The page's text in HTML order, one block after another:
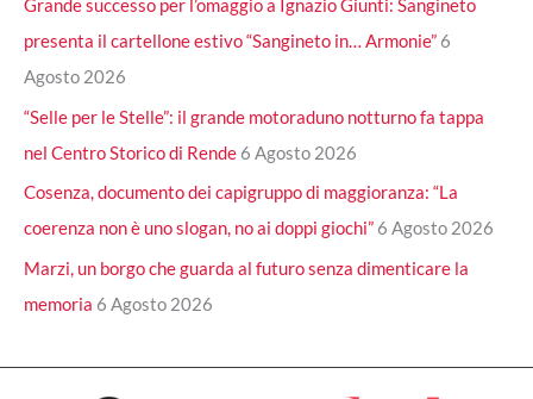
Grande successo per l’omaggio a Ignazio Giunti: Sangineto
presenta il cartellone estivo “Sangineto in… Armonie” 6
Agosto 2026
“Selle per le Stelle”: il grande motoraduno notturno fa tappa
nel Centro Storico di Rende 6 Agosto 2026
Cosenza, documento dei capigruppo di maggioranza: “La
coerenza non è uno slogan, no ai doppi giochi” 6 Agosto 2026
Marzi, un borgo che guarda al futuro senza dimenticare la
memoria 6 Agosto 2026